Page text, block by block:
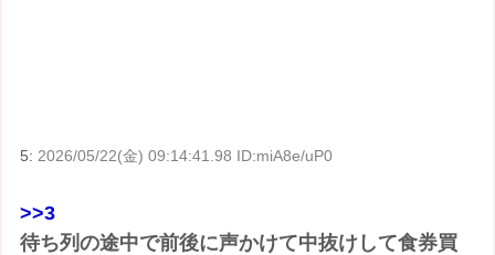
5:2026/05/22(金) 09:14:41.98 ID:miA8e/uP0
>>3
待ち列の途中で前後に声かけて中抜けして食券買